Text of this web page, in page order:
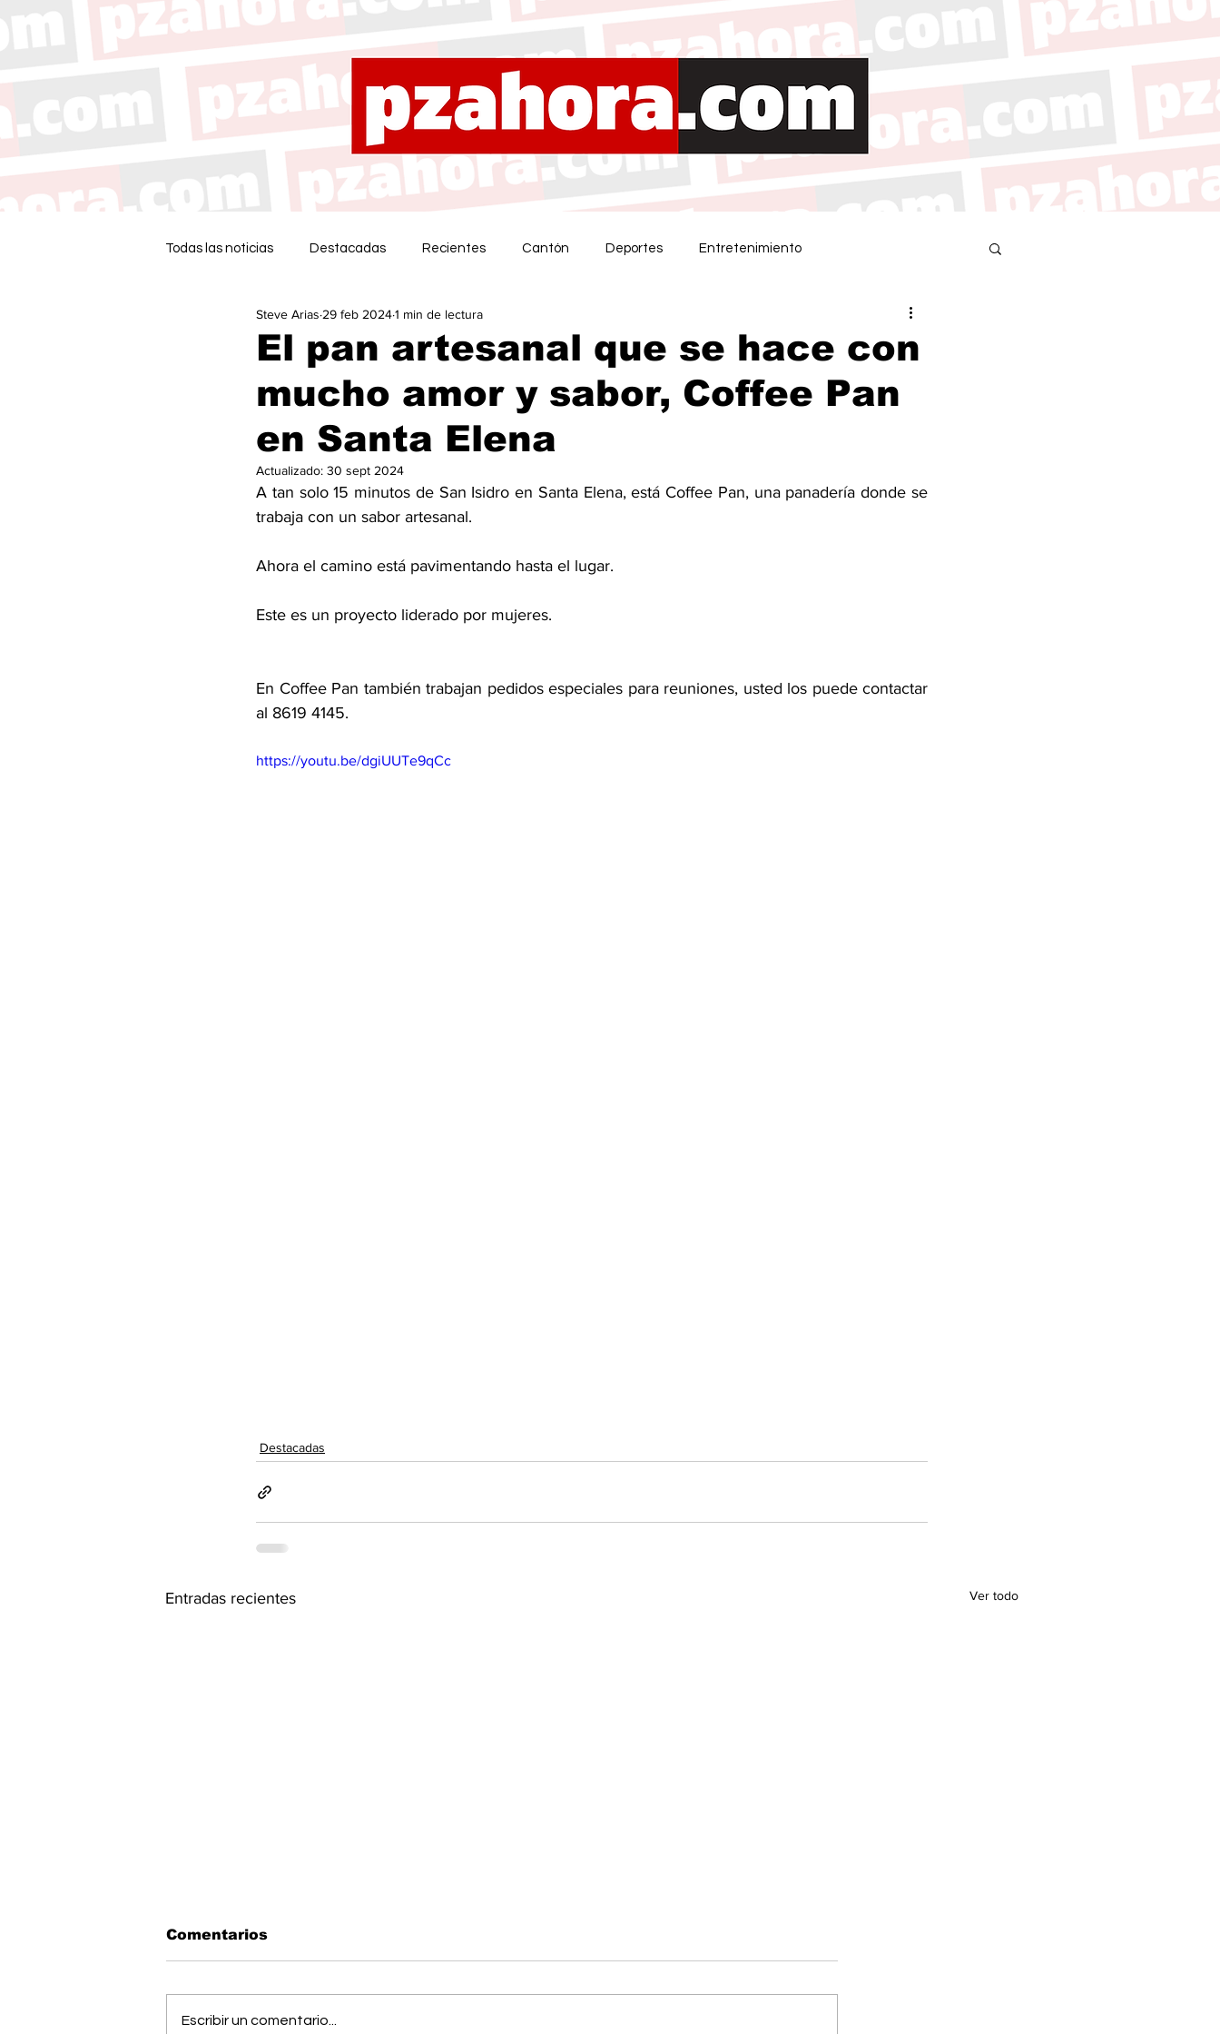
Todas las noticias Destacadas Recientes Cantón Deportes Entretenimiento
El pan artesanal que se hace con
mucho amor y sabor, Coffee Pan
en Santa Elena
Steve Arias 29 feb 20241 min de lectura
Actualizado: 30 sept 2024
A tan solo 15 minutos de San Isidro en Santa Elena, está Coffee Pan, una panadería donde se
trabaja con un sabor artesanal.
Ahora el camino está pavimentando hasta el lugar.
Este es un proyecto liderado por mujeres.
En Coffee Pan también trabajan pedidos especiales para reuniones, usted los puede contactar
al 8619 4145.
https://youtu.be/dgiUUTe9qCc
Destacadas
Entradas recientes Ver todo
Comentarios
Escribir un comentario...